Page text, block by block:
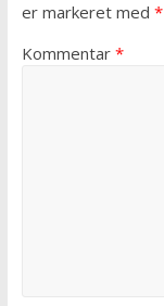
er markeret med *
Kommentar *